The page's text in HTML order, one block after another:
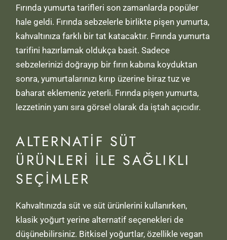
Fırında yumurta tarifleri son zamanlarda popüler
hale geldi. Fırında sebzelerle birlikte pişen yumurta,
kahvaltınıza farklı bir tat katacaktır. Fırında yumurta
tarifini hazırlamak oldukça basit. Sadece
sebzelerinizi doğrayıp bir fırın kabına koyduktan
sonra, yumurtalarınızı kırıp üzerine biraz tuz ve
baharat eklemeniz yeterli. Fırında pişen yumurta,
lezzetinin yanı sıra görsel olarak da iştah açıcıdır.
ALTERNATIF SÜT
ÜRÜNLERI ILE SAĞLIKLI
SEÇIMLER
Kahvaltınızda süt ve süt ürünlerini kullanırken,
klasik yoğurt yerine alternatif seçenekleri de
düşünebilirsiniz. Bitkisel yoğurtlar, özellikle vegan